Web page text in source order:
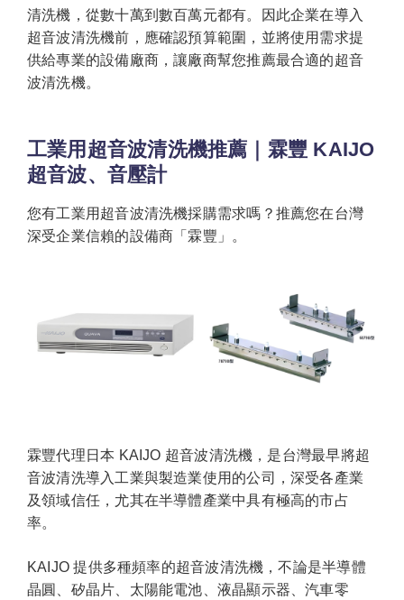
清洗機，從數十萬到數百萬元都有。因此企業在導入
超音波清洗機前，應確認預算範圍，並將使用需求提
供給專業的設備廠商，讓廠商幫您推薦最合適的超音
波清洗機。
工業用超音波清洗機推薦｜霖豐 KAIJO
超音波、音壓計
您有工業用超音波清洗機採購需求嗎？推薦您在台灣
深受企業信賴的設備商「霖豐」。
霖豐代理日本 KAIJO 超音波清洗機，是台灣最早將超
音波清洗導入工業與製造業使用的公司，深受各產業
及領域信任，尤其在半導體產業中具有極高的市占
率。
KAIJO 提供多種頻率的超音波清洗機，不論是半導體
晶圓、矽晶片、太陽能電池、液晶顯示器、汽車零